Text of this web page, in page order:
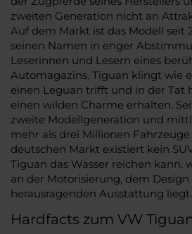
zweiten Generation nicht an
Auf dem Markt ist das Modell seit
seinen Namen in enger
Leserinnen und Lesern eines
Automagazins. Tiguan klingt wie
einen Leguan trifft und in der Tat
einen wilden Charme erhalten.
zweite Modellgeneration und
mehr als drei Millionen
deutschen Markt existiert kein
Tiguan das Wasser reichen kann,
an der Motorisierung, dem
herausragenden Ausstattung liegt.
Hardfacts zum VW